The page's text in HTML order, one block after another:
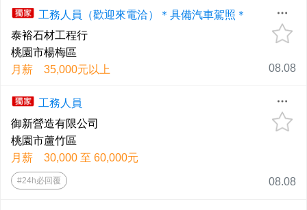
工務人員（歡迎來電洽）＊具備汽車駕照＊
泰裕石材工程行
桃園市楊梅區
月薪 35,000元以上
08.08
工務人員
御新營造有限公司
桃園市蘆竹區
月薪 30,000 至 60,000元
#24h必回覆 08.08